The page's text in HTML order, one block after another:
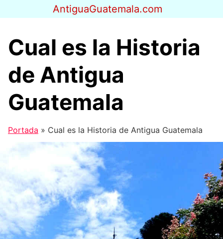
al
AntiguaGuatemala.com
Cual es la Historia
de Antigua
Guatemala
Portada » Cual es la Historia de Antigua Guatemala